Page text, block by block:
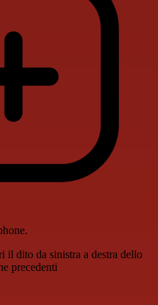
il dito da sinistra a destra dello
precedenti